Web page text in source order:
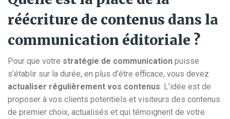
réécriture de contenus dans la
communication éditoriale ?
Pour que votre stratégie de communication puisse
s’établir sur la durée, en plus d’être efficace, vous devez
actualiser régulièrement vos contenus. L’idée est de
proposer à vos clients potentiels et visiteurs des contenus
de premier choix, actualisés et qui témoignent de votre